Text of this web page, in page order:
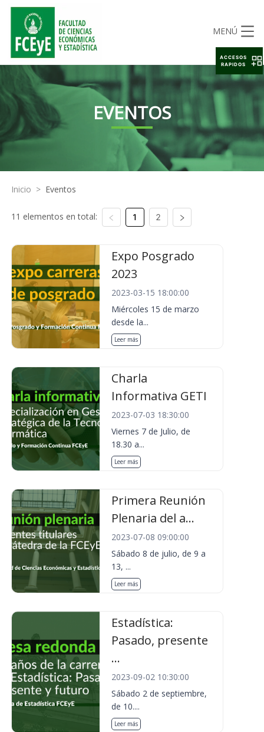
MENÚ
EVENTOS
Inicio > Eventos
11 elementos en total: 1 2
Expo Posgrado
2023
2023-03-15 18:00:00
Miércoles 15 de marzo
desde la...
Leer más
Charla
Informativa GETI
2023-07-03 18:30:00
Viernes 7 de Julio, de
18.30 a...
Leer más
Primera Reunión
Plenaria del a...
2023-07-08 09:00:00
Sábado 8 de julio, de 9 a
13, ...
Leer más
Estadística:
Pasado, presente
...
2023-09-02 10:30:00
Sábado 2 de septiembre,
de 10....
Leer más
ACCESOS
RAPIDOS